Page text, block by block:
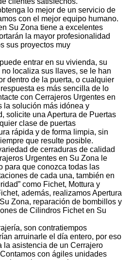
lo mejor de un servicio de
con el mejor equipo humano.
Su Zona tiene a excelentes
la mayor profesionalidad
sus proyectos muy
entrar en su vivienda, su
localiza sus llaves, se le han
dentro de la puerta, o cualquier
es más sencilla de lo
con Cerrajeros Urgentes en
la solución más idónea y
solicite una Apertura de Puertas
clase de puertas
rápida y de forma limpia, sin
que resulte posible.
de cerraduras de calidad
Urgentes en Su Zona le
para que conozca todas las
de cada una, también en
como Fichet, Mottura y
además, realizamos Apertura
Zona, reparación de bombillos y
de Cilindros Fichet en Su
son contratiempos
arruinarle el día entero, por eso
la asistencia de un Cerrajero
con ágiles unidades